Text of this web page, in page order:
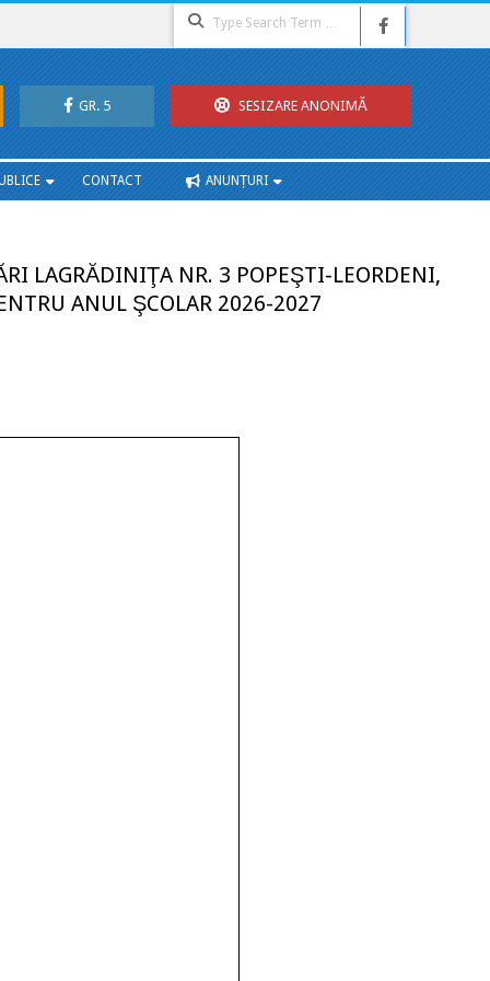
Search
SESIZARE ANONIMĂ
GR. 5
CONTACT ANUNȚURI
LAGRĂDINIŢA NR. 3 POPEŞTI-LEORDENI,
ANUL ŞCOLAR 2026-2027